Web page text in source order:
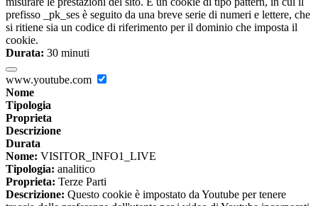
prefisso _pk_ses è seguito da una breve serie di numeri e lettere, che
si ritiene sia un codice di riferimento per il dominio che imposta il
cookie.
Durata: 30 minuti
www.youtube.com
Nome
Tipologia
Proprieta
Descrizione
Durata
Nome: VISITOR_INFO1_LIVE
Tipologia: analitico
Proprieta: Terze Parti
Descrizione: Questo cookie è impostato da Youtube per tenere